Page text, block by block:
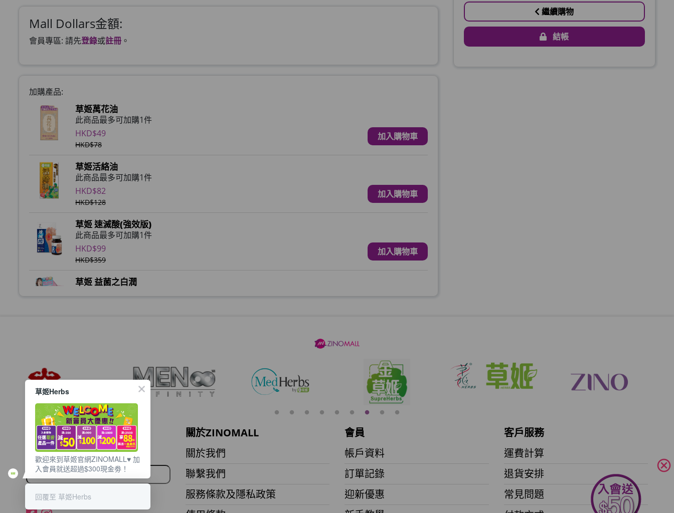
Mall Dollars金額:
會員專區: 請先登錄或註冊 。
加購產品:
草姬萬花油
此商品最多可加購1件
HKD$49
HKD$78
加入購物車
草姬活絡油
此商品最多可加購1件
HKD$82
HKD$128
加入購物車
草姬 速滅酸(強效版)
此商品最多可加購1件
HKD$99
HKD$359
加入購物車
草姬 益菌之白潤
加入購物車
男補精力丸5:1 (到期日2028年1月)
此商品最多可加購1件
HKD$169
HKD$449
理膚泉 無香大哥大防曬 50ml (2027年4月)
此商品最多可加購1件
HKD$88
HKD$145
加入購物車
Round Lab 白樺樹水份防曬霜 50ml (到期日2027年2月)
繼續購物
結帳
想獲取最新的優惠資訊？
立即訂閱電子郵件!
關於ZINOMALL
關於我們
聯繫我們
服務條款及隱私政策
會員
帳戶資料
訂單記錄
迎新優惠
客戶服務
運費計算
退貨安排
常見問題
cancel
草姬Herbs
歡迎來到草姬官網ZINOMALL♥️ 加
入會員就送超過$300現金劵！
回覆至 草姬Herbs